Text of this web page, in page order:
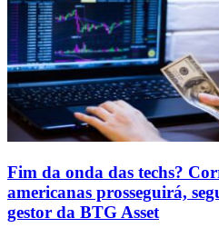
Fim da onda das techs?
americanas prosseguirá,
gestor da BTG Asset